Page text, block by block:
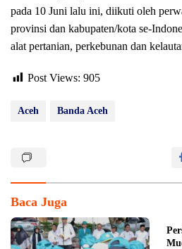
pada 10 Juni lalu ini, diikuti oleh
provinsi dan kabupaten/kota se-
alat pertanian, perkebunan dan
Post Views: 905
Aceh Banda Aceh
Baca Juga